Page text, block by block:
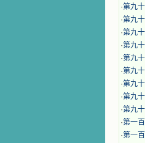
·第九
·第九
·第九
·第九
·第九
·第九
·第九
·第九
·第九
·第一
·第一